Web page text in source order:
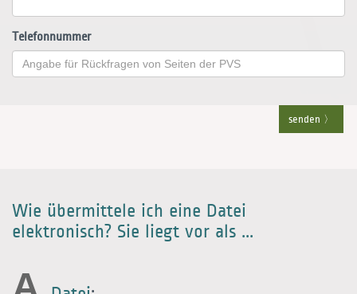
Telefonnummer
senden
Wie übermittele ich eine Datei
elektronisch? Sie liegt vor als ...